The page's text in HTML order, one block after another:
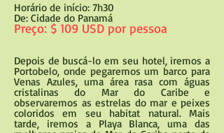
Horário de início: 7h30
De: Cidade do Panamá
Preço: $ 109 USD por pessoa
Depois de buscá-lo em seu hotel, iremos a
Portobelo, onde pegaremos um barco para
Venas Azules, uma área rasa com águas
cristalinas do Mar do Caribe e
observaremos as estrelas do mar e peixes
coloridos em seu habitat natural. Mais
tarde, iremos a Playa Blanca, uma das